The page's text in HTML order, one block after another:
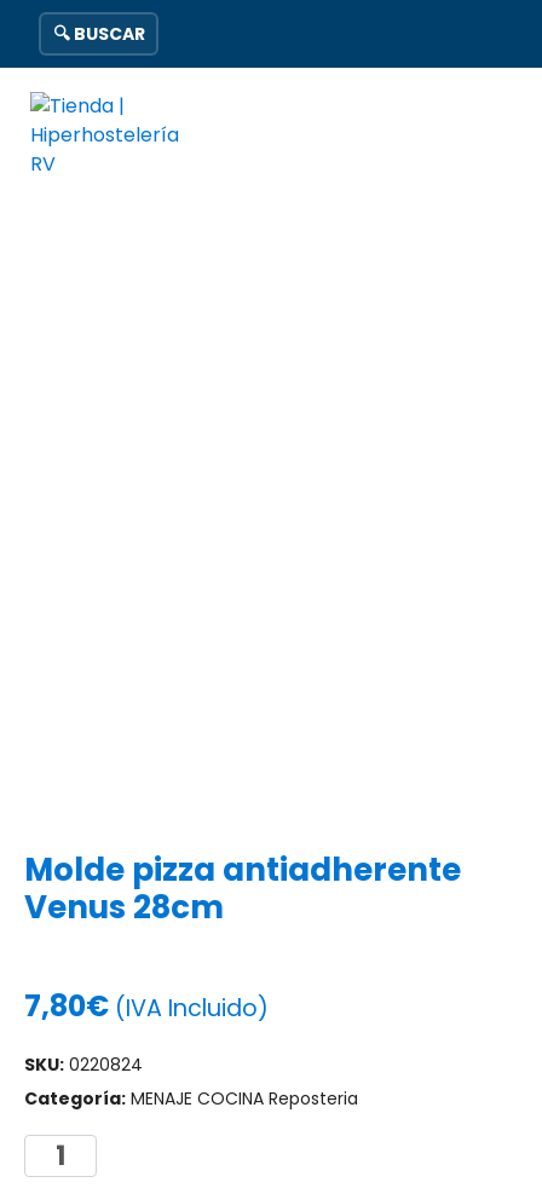
🔍 BUSCAR
Molde pizza antiadherente
Venus 28cm
7,80€ (IVA Incluido)
SKU: 0220824
Categoría: MENAJE COCINA Reposteria